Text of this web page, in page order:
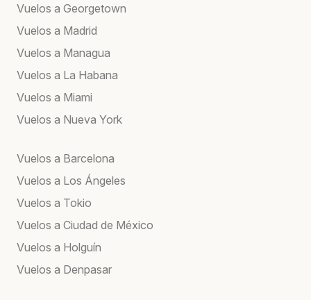
Vuelos a Georgetown
Vuelos a Madrid
Vuelos a Managua
Vuelos a La Habana
Vuelos a Miami
Vuelos a Nueva York
Vuelos a Barcelona
Vuelos a Los Ángeles
Vuelos a Tokio
Vuelos a Ciudad de México
Vuelos a Holguín
Vuelos a Denpasar